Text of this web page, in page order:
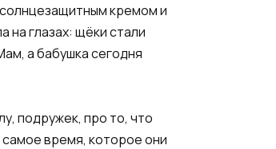
кремом и
глазах: щёки стали
а бабушка сегодня
подружек, про то, что
самое время, которое они